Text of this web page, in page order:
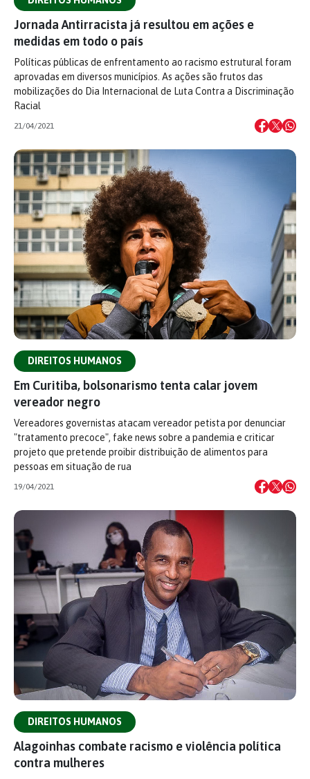
Jornada Antirracista já resultou em ações e
medidas em todo o país
Políticas públicas de enfrentamento ao racismo estrutural foram
aprovadas em diversos municípios. As ações são frutos das
mobilizações do Dia Internacional de Luta Contra a Discriminação
Racial
21/04/2021
DIREITOS HUMANOS
Em Curitiba, bolsonarismo tenta calar jovem
vereador negro
Vereadores governistas atacam vereador petista por denunciar
"tratamento precoce", fake news sobre a pandemia e criticar
projeto que pretende proibir distribuição de alimentos para
pessoas em situação de rua
19/04/2021
DIREITOS HUMANOS
Alagoinhas combate racismo e violência política
contra mulheres